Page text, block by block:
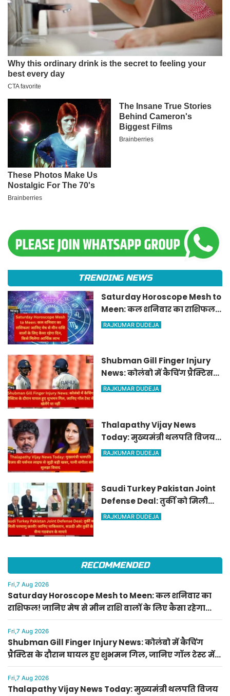
TRENDING NEWS
Saturday Horoscope Mesh to
Meen: कल शनिवार का राशिफल!
जानिए मेष से मीन राशि वालों के
RAJKUMAR DUDEJA
Shubman Gill Finger Injury
News: कोलंबो में कैचिंग प्रैक्टिस
के दौरान घायल हुए शुभमन गिल,
RAJKUMAR DUDEJA
Thalapathy Vijay News
Today: मुख्यमंत्री थलपति विजय
की पर्सनल लाइफ से जुड़ी बड़ी खबर,
RAJKUMAR DUDEJA
Saudi Turkey Pakistan Joint
Defense Deal: तुर्की को मिली
परमाणु छतरी! जानिए पाकिस्तान,
RAJKUMAR DUDEJA
RECOMMENDED
Fri,7 Aug 2026
Saturday Horoscope Mesh to Meen: कल शनिवार का
राशिफल! जानिए मेष से मीन राशि वालों के लिए कैसा रहेगा
दिन, किसे मिलेगा आर्थिक लाभ
Fri,7 Aug 2026
Shubman Gill Finger Injury News: कोलंबो में कैचिंग
प्रैक्टिस के दौरान घायल हुए शुभमन गिल, जानिए गॉल टेस्ट में
खेलेंगे या नहीं
Fri,7 Aug 2026
Thalapathy Vijay News Today: मुख्यमंत्री थलपति विजय